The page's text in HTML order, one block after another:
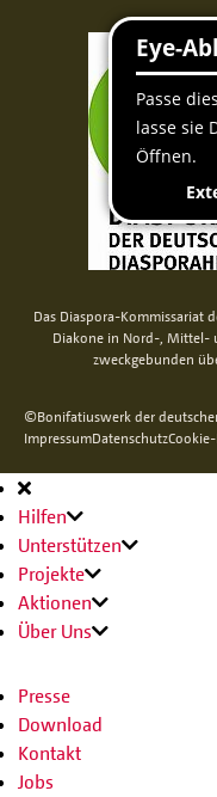
Das Diaspora-Kommissariat
Diakone in Nord-, Mittel-
zweckgebunden
©Bonifatiuswerk der
ImpressumDatenschutz
Hilfen
Unterstützen
Projekte
Aktionen
Über Uns
Presse
Download
Kontakt
Jobs